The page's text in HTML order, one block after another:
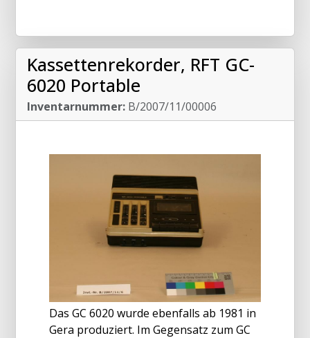
Kassettenrekorder, RFT GC-
6020 Portable
Inventarnummer: B/2007/11/00006
Das GC 6020 wurde ebenfalls ab 1981 in
Gera produziert. Im Gegensatz zum GC